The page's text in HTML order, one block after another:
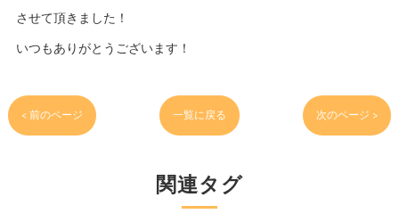
させて頂きました！
いつもありがとうございます！
< 前のページ 一覧に戻る 次のページ >
関連タグ